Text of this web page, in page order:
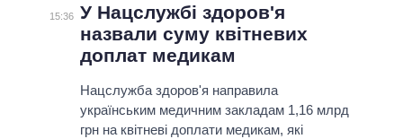
15:36 У Нацслужбі здоров'я
назвали суму квітневих
доплат медикам
Нацслужба здоров'я направила
українським медичним закладам 1,16 млрд
грн на квітневі доплати медикам, які